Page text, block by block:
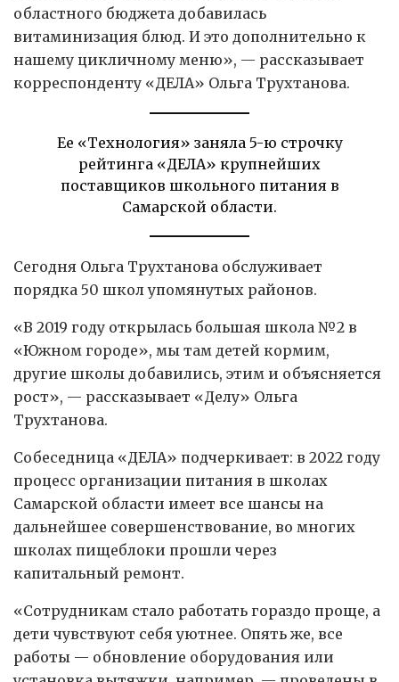
областного бюджета добавилась
витаминизация блюд. И это дополнительно к
нашему цикличному меню», — рассказывает
корреспонденту «ДЕЛА» Ольга Трухтанова.
Ее «Технология» заняла 5-ю строчку
рейтинга «ДЕЛА» крупнейших
поставщиков школьного питания в
Самарской области.
Сегодня Ольга Трухтанова обслуживает
порядка 50 школ упомянутых районов.
«В 2019 году открылась большая школа №2 в
«Южном городе», мы там детей кормим,
другие школы добавились, этим и объясняется
рост», — рассказывает «Делу» Ольга
Трухтанова.
Собеседница «ДЕЛА» подчеркивает: в 2022 году
процесс организации питания в школах
Самарской области имеет все шансы на
дальнейшее совершенствование, во многих
школах пищеблоки прошли через
капитальный ремонт.
«Сотрудникам стало работать гораздо проще, а
дети чувствуют себя уютнее. Опять же, все
работы — обновление оборудования или